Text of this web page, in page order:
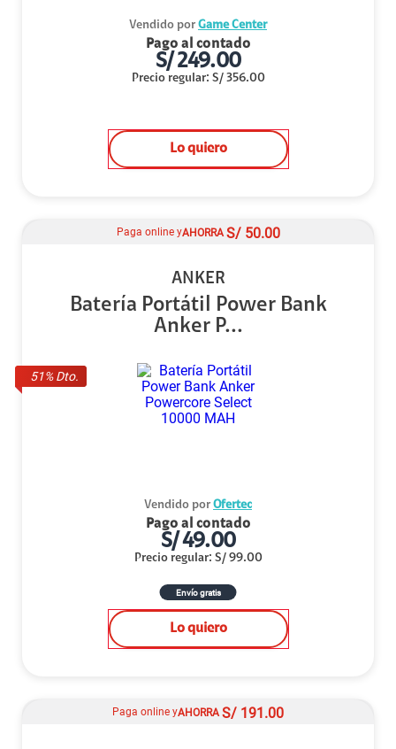
Vendido por Game Center
Pago al contado
S/249.00
Precio regular: S/ 356.00
Lo quiero
51% Dto.
Paga online yAHORRA S/ 50.00
ANKER
Batería Portátil Power Bank
Anker P...
Vendido por Ofertec
Pago al contado
S/49.00
Precio regular: S/ 99.00
Envío gratis
Lo quiero
Paga online yAHORRA S/ 191.00